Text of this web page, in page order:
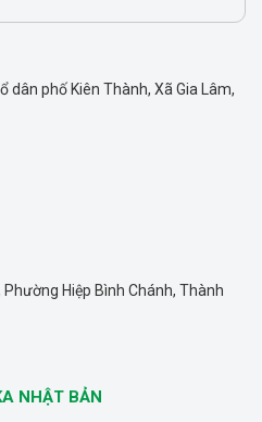
dân phố Kiên Thành, Xã Gia Lâm,
Hiệp Bình Chánh, Thành
NHẬT BẢN